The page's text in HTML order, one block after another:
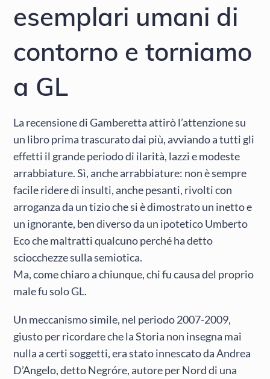
esemplari umani di
contorno e torniamo
a GL
La recensione di Gamberetta attirò l’attenzione su
un libro prima trascurato dai più, avviando a tutti gli
effetti il grande periodo di ilarità, lazzi e modeste
arrabbiature. Sì, anche arrabbiature: non è sempre
facile ridere di insulti, anche pesanti, rivolti con
arroganza da un tizio che si è dimostrato un inetto e
un ignorante, ben diverso da un ipotetico Umberto
Eco che maltratti qualcuno perché ha detto
sciocchezze sulla semiotica.
Ma, come chiaro a chiunque, chi fu causa del proprio
male fu solo GL.
Un meccanismo simile, nel periodo 2007-2009,
giusto per ricordare che la Storia non insegna mai
nulla a certi soggetti, era stato innescato da Andrea
D’Angelo, detto Negróre, autore per Nord di una